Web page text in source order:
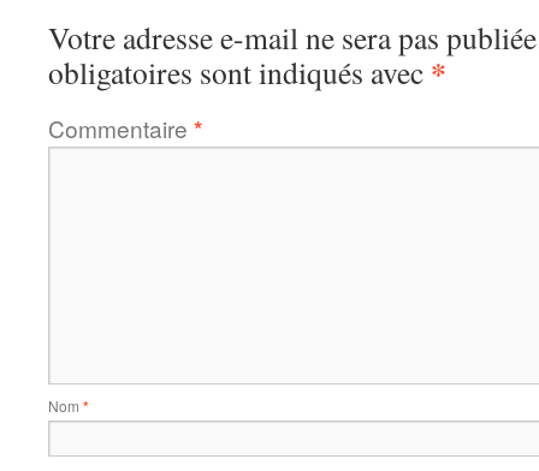
Votre adresse e-mail ne sera pas
obligatoires sont indiqués avec *
Commentaire *
Nom *